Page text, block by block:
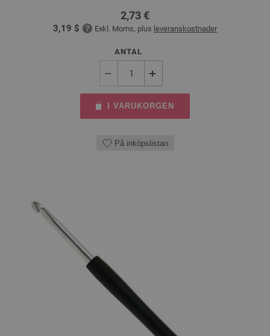
2,73 €
3,19 $ Exkl. Moms, plus leveranskostnader
ANTAL
I VARUKORGEN
På inköpslistan